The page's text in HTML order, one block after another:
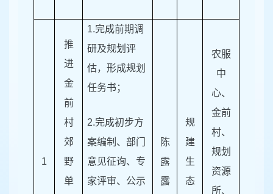
1
推
进
金
前
村
郊
野
单
1.完成前期调
研及规划评
估，形成规划
任务书；
2.完成初步方
案编制、部门
意见征询、专
家评审、公示
陈
露
露
规
建
生
态
农服
中
心、
金前
村、
规划
资源
所、